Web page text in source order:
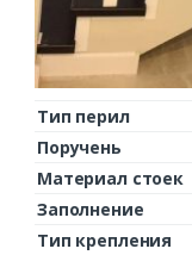
Тип перил
Поручень
Материал стоек
Заполнение
Тип крепления